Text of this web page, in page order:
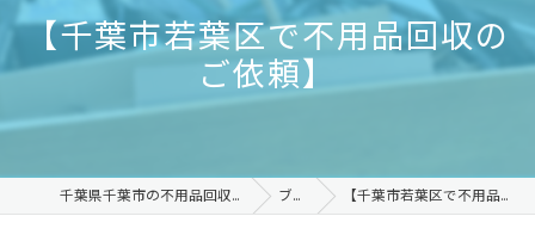
【千葉市若葉区で不用品回収の
ご依頼】
千葉県千葉市の不用品回収なら株式会社ACT ブログ 【千葉市若葉区で不用品回収のご依頼】